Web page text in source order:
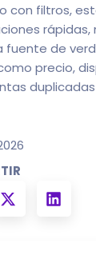
con filtros,
fuente de
precio,
duplicadas